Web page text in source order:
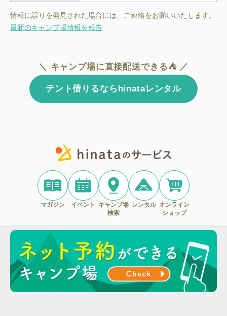
情報に誤りを発見された場合には、ご連絡をお願いいたします。
最新のキャンプ場情報を報告
＼ キャンプ場に直接配送できる⛺ ／
テント借りるならhinataレンタル
マガジン イベント
キャンプ場
検索
レンタル オンライン
ショップ